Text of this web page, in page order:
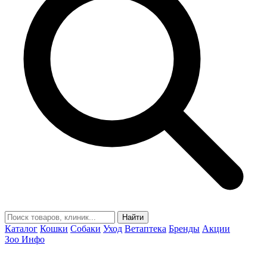
Найти
Каталог Кошки Собаки Уход Ветаптека Бренды Акции
Зоо Инфо